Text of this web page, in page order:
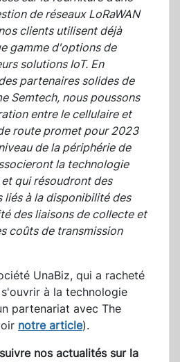
de réseaux LoRaWAN
clients utilisent déjà
gamme d'options de
solutions IoT. En
partenaires solides de
Semtech, nous poussons
entre le cellulaire et
route promet pour 2023
de la périphérie de
la technologie
qui résoudront des
à la disponibilité des
des liaisons de collecte et
coûts de transmission
UnaBiz, qui a racheté
à la technologie
partenariat avec The
notre article).
nos actualités sur la